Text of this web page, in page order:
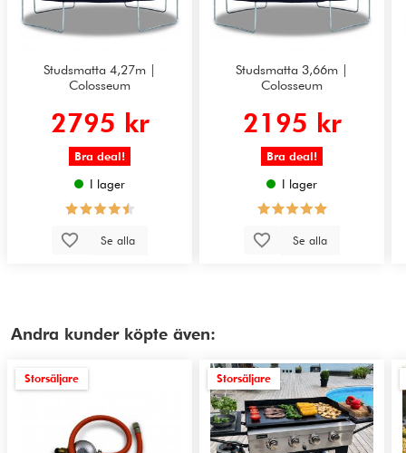
Studsmatta 4,27m |
Colosseum
2795 kr
Bra deal!
I lager
Se alla
Studsmatta 3,66m |
Colosseum
2195 kr
Bra deal!
I lager
Se alla
Andra kunder köpte även:
Storsäljare Storsäljare